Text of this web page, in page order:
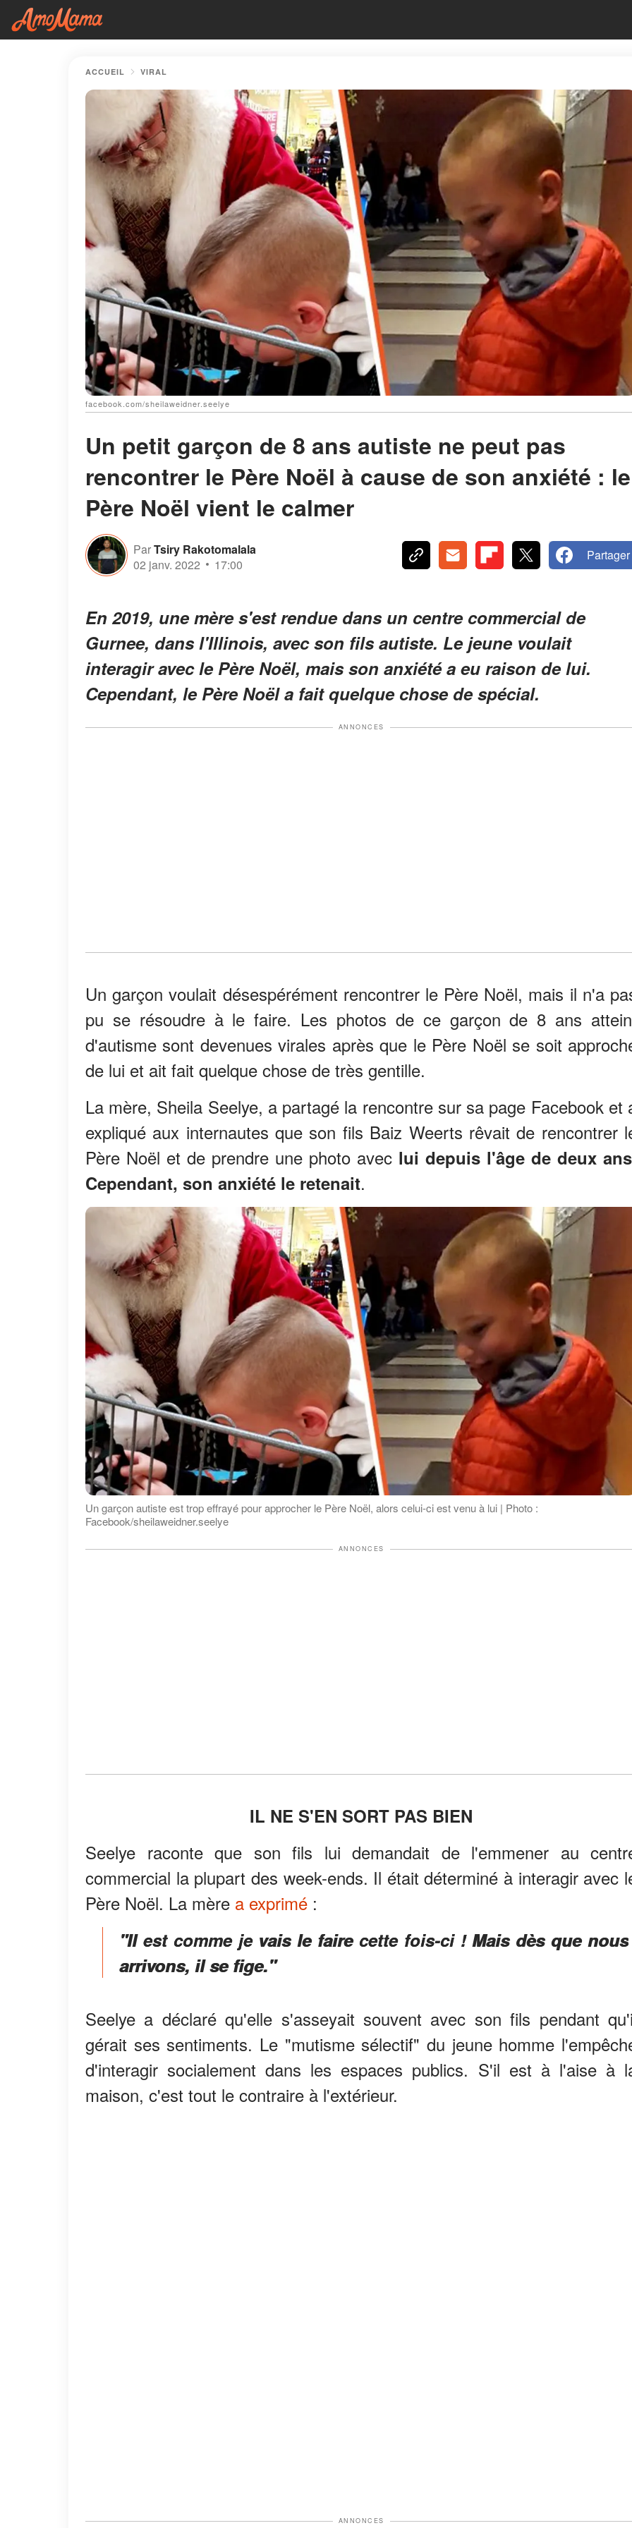
ACCUEIL VIRAL
facebook.com/sheilaweidner.seelye
Un petit garçon de 8 ans autiste ne peut pas
rencontrer le Père Noël à cause de son anxiété : le
Père Noël vient le calmer
ParTsiry Rakotomalala
02 janv. 2022
17:00
Partager
En 2019, une mère s'est rendue dans un centre commercial de
Gurnee, dans l'Illinois, avec son fils autiste. Le jeune voulait
interagir avec le Père Noël, mais son anxiété a eu raison de lui.
Cependant, le Père Noël a fait quelque chose de spécial.
ANNONCES
Un garçon voulait désespérément rencontrer le Père Noël, mais il n'a
pu se résoudre à le faire. Les photos de ce garçon de 8 ans
d'autisme sont devenues virales après que le Père Noël se soit
de lui et ait fait quelque chose de très gentille.
La mère, Sheila Seelye, a partagé la rencontre sur sa page Facebook et
expliqué aux internautes que son fils Baiz Weerts rêvait de rencontrer
Père Noël et de prendre une photo avec lui depuis l'âge de deux
Cependant, son anxiété le retenait.
Un garçon autiste est trop effrayé pour approcher le Père Noël, alors celui-ci est venu à lui | Photo :
Facebook/sheilaweidner.seelye
ANNONCES
IL NE S'EN SORT PAS BIEN
Seelye raconte que son fils lui demandait de l'emmener au
commercial la plupart des week-ends. Il était déterminé à interagir avec
Père Noël. La mère a exprimé :
"Il est comme je vais le faire cette fois-ci !Mais dès que nous
arrivons, il se fige."
Seelye a déclaré qu'elle s'asseyait souvent avec son fils pendant
gérait ses sentiments. Le "mutisme sélectif" du jeune homme
d'interagir socialement dans les espaces publics. S'il est à l'aise à
maison, c'est tout le contraire à l'extérieur.
ANNONCES